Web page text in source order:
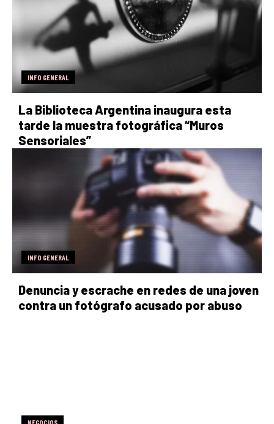
INFO GENERAL
La Biblioteca Argentina inaugura esta
tarde la muestra fotográfica “Muros
Sensoriales”
INFO GENERAL
Denuncia y escrache en redes de una joven
contra un fotógrafo acusado por abuso
NEGOCIOS